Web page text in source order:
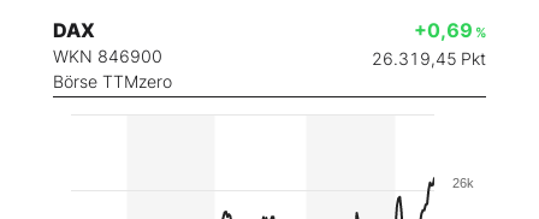
DAX
WKN 846900
Börse TTMzero
+0,69 %
26.319,45 Pkt
26k